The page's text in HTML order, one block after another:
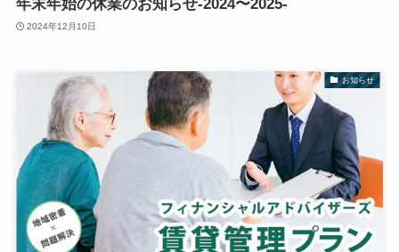
年末年始の休業のお知らせ-2024〜2025-
2024年12月10日
お知らせ